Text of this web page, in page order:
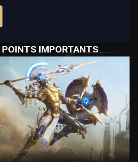
IMPORTANTS